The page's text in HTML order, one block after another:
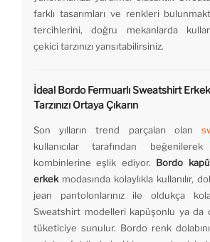
farklı tasarımları ve renkleri
tercihlerini, doğru mekanlarda
çekici tarzınızı yansıtabilirsiniz.
İdeal Bordo Fermuarlı Sweatshirt Erkek
Tarzınızı Ortaya Çıkarın
Son yılların trend parçaları olan
kullanıcılar tarafından
kombinlerine eşlik ediyor. Bordo
erkekmodasında kolaylıkla kullanılır,
jean pantolonlarınız ile oldukça
Sweatshirt modelleri kapüşonlu ya da
tüketiciye sunulur. Bordo renk